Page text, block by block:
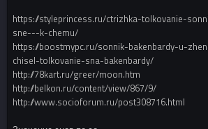
https://styleprincess.ru/ctrizhka-tolkovanie-
sne---k-chemu/
https://boostmypc.ru/sonnik-bakenbardy-u-
chisel-tolkovanie-sna-bakenbardy/
http://78kart.ru/greer/moon.htm
http://belkon.ru/content/view/867/9/
http://www.socioforum.ru/post308716.html